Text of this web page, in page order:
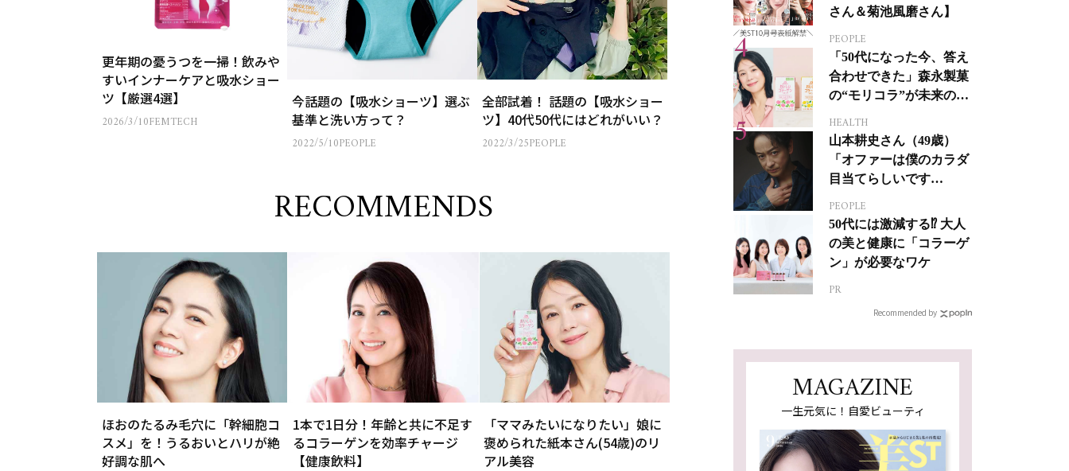
更年期の憂うつを一掃！飲みや
すいインナーケアと吸水ショー
ツ【厳選4選】
2026/3/10FEMTECH
今話題の【吸水ショーツ】選ぶ
基準と洗い方って？
2022/5/10PEOPLE
全部試着！ 話題の【吸水ショー
ツ】40代50代にはどれがいい？
2022/3/25PEOPLE
RECOMMENDS
ほおのたるみ毛穴に「幹細胞コ
スメ」を！うるおいとハリが絶
好調な肌へ
1本で1日分！年齢と共に不足す
るコラーゲンを効率チャージ
【健康飲料】
「ママみたいになりたい」娘に
褒められた紙本さん(54歳)のリ
アル美容
さん＆菊池風磨さん】
PEOPLE
「50代になった今、答え
合わせできた」森永製菓
の“モリコラ”が未来のキ
HEALTH
山本耕史さん（49歳）
「オファーは僕のカラダ
目当てらしいです
ジカルへの挑戦
PEOPLE
50代には激減する⁉ 大人
の美と健康に「コラーゲ
ン」が必要なワケ
PR
Recommended by
MAGAZINE
一生元気に！自愛ビューティ